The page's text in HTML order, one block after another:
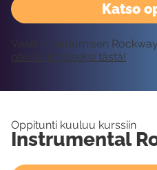
Katso
Vaatii kirjautumisen
päivää ilmaiseksi tästä!
Oppitunti kuuluu kurssiin
Instrumental